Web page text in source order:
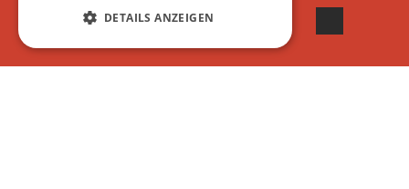
© 2022 VSATDETAILS ANZEIGEN
UNBEDINGT ERFORDERLICH